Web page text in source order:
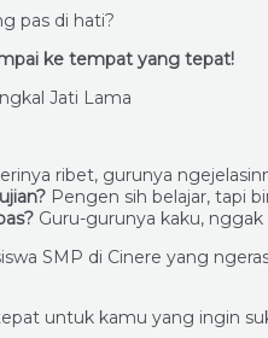
pas di hati?
ke tempat yang tepat!
Jati Lama
ribet, gurunya
Pengen sih belajar, tapi
Guru-gurunya kaku,
SMP di Cinere yang
untuk kamu yang ingin